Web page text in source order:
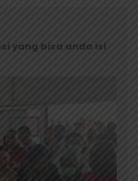
yang bisa anda isi